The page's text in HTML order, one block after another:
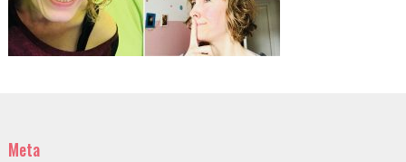
Meta